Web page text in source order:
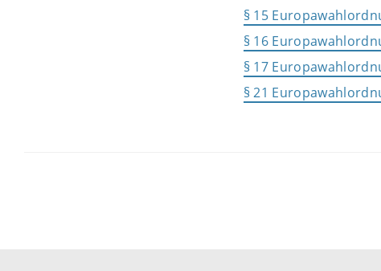
§ 15
§ 16
§ 17
§ 21